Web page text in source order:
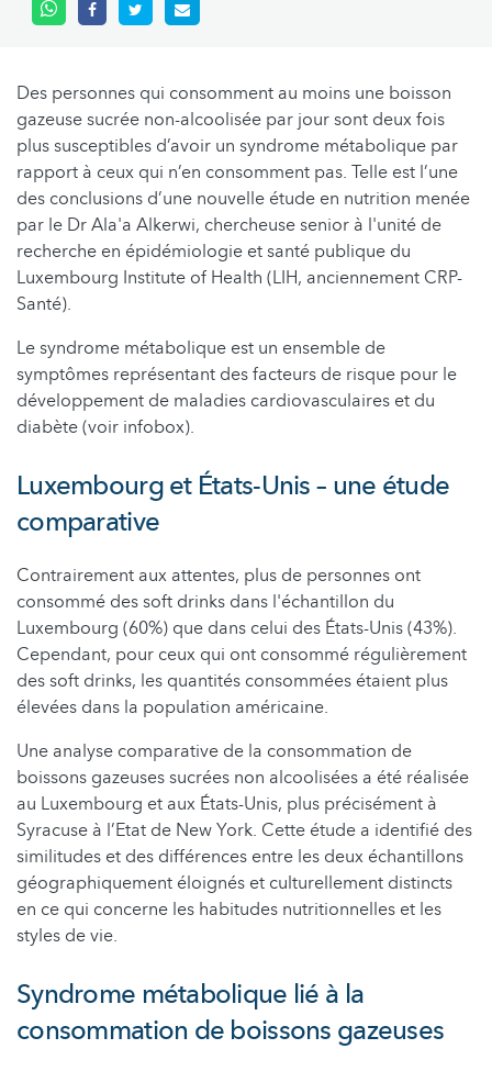
Des personnes qui consomment au moins une boisson
gazeuse sucrée non-alcoolisée par jour sont deux fois
plus susceptibles d’avoir un syndrome métabolique par
rapport à ceux qui n’en consomment pas. Telle est l’une
des conclusions d’une nouvelle étude en nutrition menée
par le Dr Ala'a Alkerwi, chercheuse senior à l'unité de
recherche en épidémiologie et santé publique du
Luxembourg Institute of Health (LIH, anciennement CRP-
Santé).
Le syndrome métabolique est un ensemble de
symptômes représentant des facteurs de risque pour le
développement de maladies cardiovasculaires et du
diabète (voir infobox).
Luxembourg et États-Unis – une étude
comparative
Contrairement aux attentes, plus de personnes ont
consommé des soft drinks dans l'échantillon du
Luxembourg (60%) que dans celui des États-Unis (43%).
Cependant, pour ceux qui ont consommé régulièrement
des soft drinks, les quantités consommées étaient plus
élevées dans la population américaine.
Une analyse comparative de la consommation de
boissons gazeuses sucrées non alcoolisées a été réalisée
au Luxembourg et aux États-Unis, plus précisément à
Syracuse à l’Etat de New York. Cette étude a identifié des
similitudes et des différences entre les deux échantillons
géographiquement éloignés et culturellement distincts
en ce qui concerne les habitudes nutritionnelles et les
styles de vie.
Syndrome métabolique lié à la
consommation de boissons gazeuses